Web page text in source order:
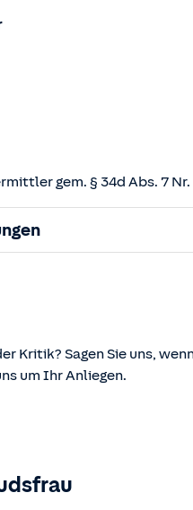
gem. § 34d Abs. 7 Nr.
(VVG)
(VAG)
und -
Kritik? Sagen Sie uns,
um Ihr Anliegen.